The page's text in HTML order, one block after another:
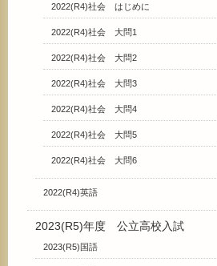
2022(R4)社会 はじめに
2022(R4)社会 大問1
2022(R4)社会 大問2
2022(R4)社会 大問3
2022(R4)社会 大問4
2022(R4)社会 大問5
2022(R4)社会 大問6
2022(R4)英語
2023(R5)年度 公立高校入試
2023(R5)国語